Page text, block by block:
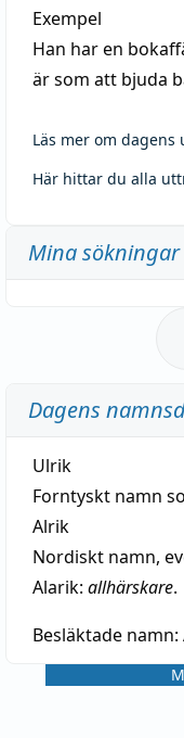
Exempel
Han har en
är som att bjuda
Läs mer om dagens
Här hittar du alla
Mina sökningar
Dagens
Ulrik
Forntyskt namn
Alrik
Nordiskt namn,
Alarik: allhärskare.
Besläktade namn: